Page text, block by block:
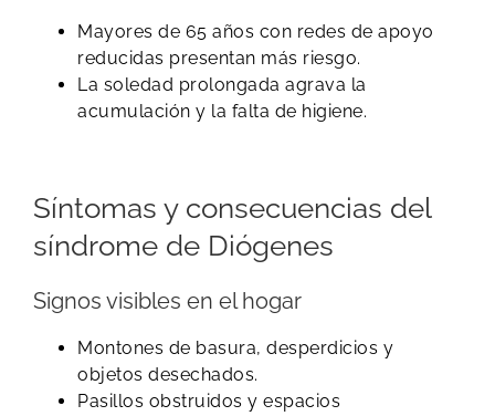
Mayores de 65 años con redes de apoyo
reducidas presentan más riesgo.
La soledad prolongada agrava la
acumulación y la falta de higiene.
Síntomas y consecuencias del
síndrome de Diógenes
Signos visibles en el hogar
Montones de basura, desperdicios y
objetos desechados.
Pasillos obstruidos y espacios